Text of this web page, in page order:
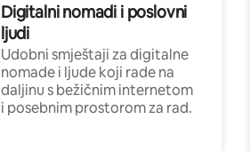
Digitalni nomadi i poslovni
ljudi
Udobni smještaji za digitalne
nomade i ljude koji rade na
daljinu s bežičnim internetom
i posebnim prostorom za rad.